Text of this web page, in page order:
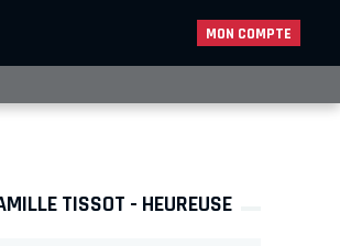
MON COMPTE
TISSOT - HEUREUSE